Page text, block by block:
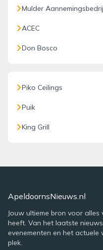
Mulder
ACEC
Don Bosco
Piko Ceilings
Puik
King Grill
ApeldoornsNieuws.nl
Jouw ultieme bron voor
heeft. Van het laatste
evenementen en het
plek.